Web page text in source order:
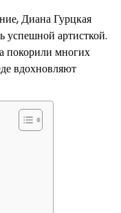
Диана Гурцкая
успешной артисткой.
покорили многих
вдохновляют